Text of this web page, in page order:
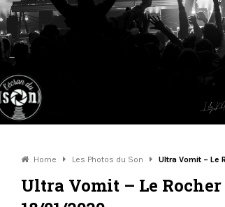
Home Les Photos du Son Ultra Vomit – Le
Ultra Vomit – Le